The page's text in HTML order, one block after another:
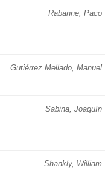
Rabanne, Paco
Gutiérrez Mellado, Manuel
Sabina, Joaquín
Shankly, William